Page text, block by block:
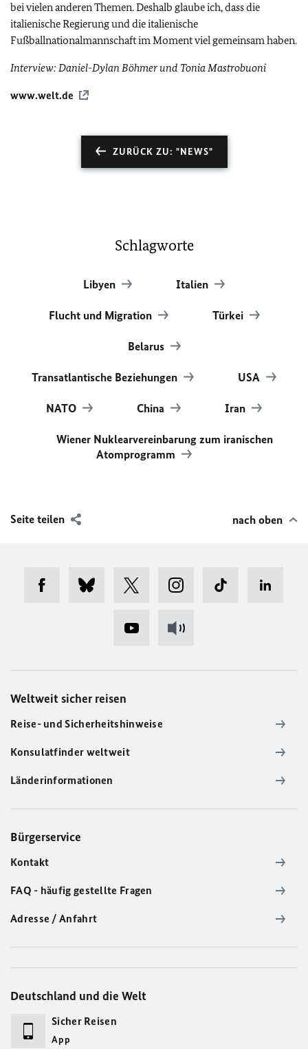
bei vielen anderen Themen. Deshalb glaube ich, dass die
italienische Regierung und die italienische
Fußballnationalmannschaft im Moment viel gemeinsam haben.
Interview: Daniel-Dylan Böhmer und Tonia Mastrobuoni
www.welt.de
ZURÜCK ZU: "NEWS"
Schlagworte
Libyen Italien
Flucht und Migration Türkei
Belarus
Transatlantische Beziehungen USA
NATO China Iran
Wiener Nuklearvereinbarung zum iranischen
Atomprogramm
Seite teilen nach oben
Weltweit sicher reisen
Reise- und Sicherheitshinweise
Konsulatfinder weltweit
Länderinformationen
Bürgerservice
Kontakt
FAQ - häufig gestellte Fragen
Adresse / Anfahrt
Deutschland und die Welt
Sicher Reisen
App